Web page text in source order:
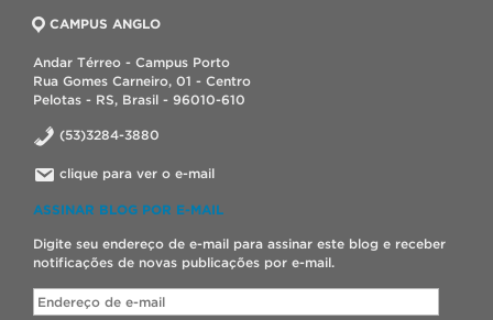
CAMPUS ANGLO
Andar Térreo - Campus Porto
Rua Gomes Carneiro, 01 - Centro
Pelotas - RS, Brasil - 96010-610
(53)3284-3880
clique para ver o e-mail
ASSINAR BLOG POR E-MAIL
Digite seu endereço de e-mail para assinar este blog e receber
notificações de novas publicações por e-mail.
Endereço
de